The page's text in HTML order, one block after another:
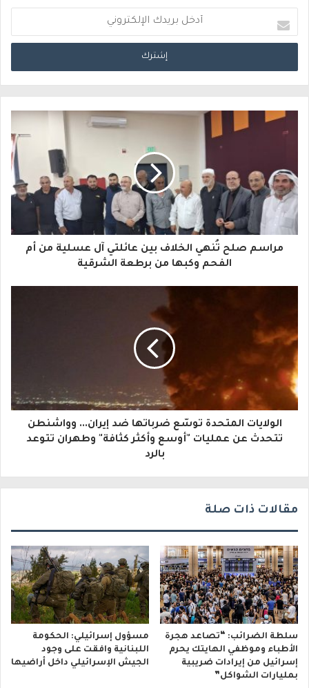
د
خ
د
ك
ا
إ
ك
ت
ر
و
مراسم صلح تُنهي الخلاف بين عائلتي آل عسلية من أم
الفحم وكبها من برطعة الشرقية
الولايات المتحدة توسّع ضرباتها ضد إيران... وواشنطن
تتحدث عن عمليات "أوسع وأكثر كثافة" وطهران تتوعد
بالرد
مقالات ذات صلة
سلطة الضرائب: “تصاعد هجرة
الأطباء وموظفي الهايتك يحرم
إسرائيل من إيرادات ضريبية
بمليارات الشواكل”
مسؤول إسرائيلي: الحكومة
اللبنانية وافقت على وجود
الجيش الإسرائيلي داخل أراضيها